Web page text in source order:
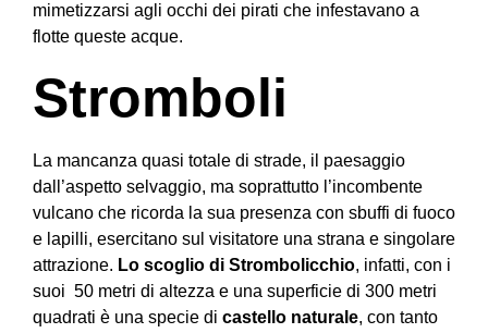
mimetizzarsi agli occhi dei pirati che infestavano a
flotte queste acque.
Stromboli
La mancanza quasi totale di strade, il paesaggio
dall’aspetto selvaggio, ma soprattutto l’incombente
vulcano che ricorda la sua presenza con sbuffi di fuoco
e lapilli, esercitano sul visitatore una strana e singolare
attrazione. Lo scoglio di Strombolicchio, infatti, con i
suoi 50 metri di altezza e una superficie di 300 metri
quadrati è una specie di castello naturale, con tanto